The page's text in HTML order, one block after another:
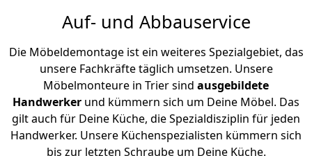
Auf- und Abbauservice
Die Möbeldemontage ist ein weiteres Spezialgebiet, das
unsere Fachkräfte täglich umsetzen. Unsere
Möbelmonteure in Trier sind ausgebildete
Handwerker und kümmern sich um Deine Möbel. Das
gilt auch für Deine Küche, die Spezialdisziplin für jeden
Handwerker. Unsere Küchenspezialisten kümmern sich
bis zur letzten Schraube um Deine Küche.